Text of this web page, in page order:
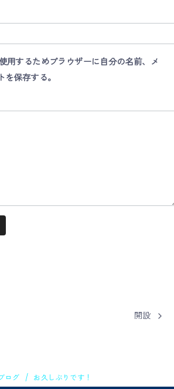
用するためブラウザーに自分の名前、メ
保存する。
開設
ログ お久しぶりです！